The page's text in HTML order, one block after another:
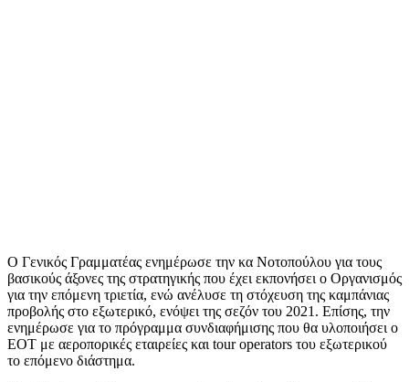
Ο Γενικός Γραμματέας ενημέρωσε την κα Νοτοπούλου για τους
βασικούς άξονες της στρατηγικής που έχει εκπονήσει ο Οργανισμός
για την επόμενη τριετία, ενώ ανέλυσε τη στόχευση της καμπάνιας
προβολής στο εξωτερικό, ενόψει της σεζόν του 2021. Επίσης, την
ενημέρωσε για το πρόγραμμα συνδιαφήμισης που θα υλοποιήσει ο
ΕΟΤ με αεροπορικές εταιρείες και tour operators του εξωτερικού
το επόμενο διάστημα.